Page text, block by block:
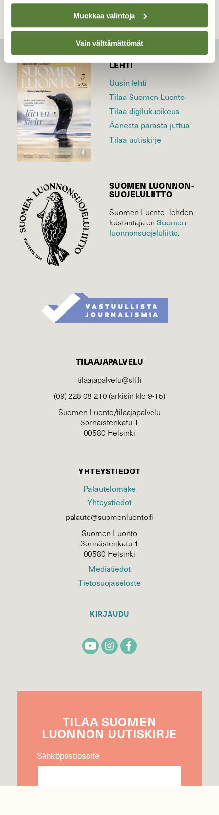
Muokkaa valintoja
Vain välttämättömät
LEHTI
Uusin lehti
Tilaa Suomen Luonto
Tilaa digilukuoikeus
Äänestä parasta juttua
Tilaa uutiskirje
SUOMEN LUONNON­
SUOJELU­LIITTO
Suomen Luonto -lehden
kustantaja onSuomen
luonnonsuojelu­liitto.
TILAAJAPALVELU
tilaajapalvelu@sll.fi
(09) 228 08 210 (arkisin klo 9-15)
Suomen Luonto/tilaajapalvelu
Sörnäistenkatu 1
00580 Helsinki
YHTEYSTIEDOT
Palautelomake
Yhteystiedot
palaute@suomenluonto.fi
Suomen Luonto
Sörnäistenkatu 1
00580 Helsinki
Mediatiedot
Tietosuojaseloste
KIRJAUDU
TILAA SUOMEN
LUONNON UUTIS­KIRJE
Sähköpostiosoite